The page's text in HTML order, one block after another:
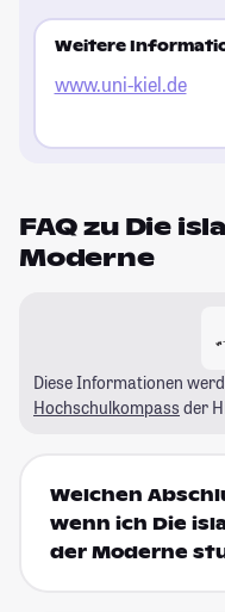
Weitere
www.uni-kiel.de
FAQ zu Die
Moderne
Diese Informationen
Hochschulkompass der
Welchen
wenn ich Die
der Moderne